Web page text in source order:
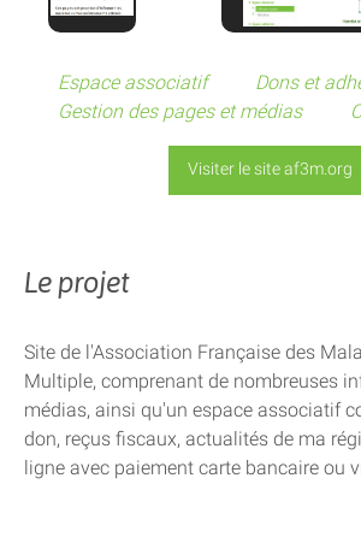
Espace associatif
Dons et
Gestion des pages et médias
Visiter le site af3m.org
Le projet
Site de l'Association Française des
Multiple, comprenant de nombreuses
médias, ainsi qu'un espace associatif
don, reçus fiscaux, actualités de ma
ligne avec paiement carte bancaire ou